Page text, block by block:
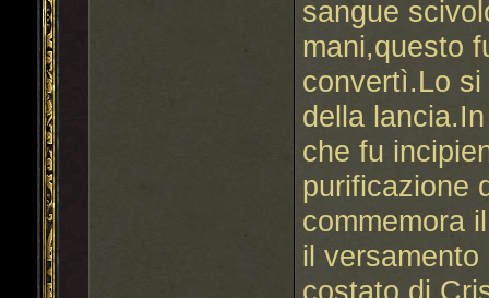
sangue
mani,questo
convertì.Lo
della
che fu
purificazione
commemora
il
costato di